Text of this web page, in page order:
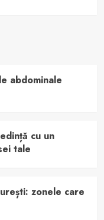
abdominale
cu un
tale
zonele care